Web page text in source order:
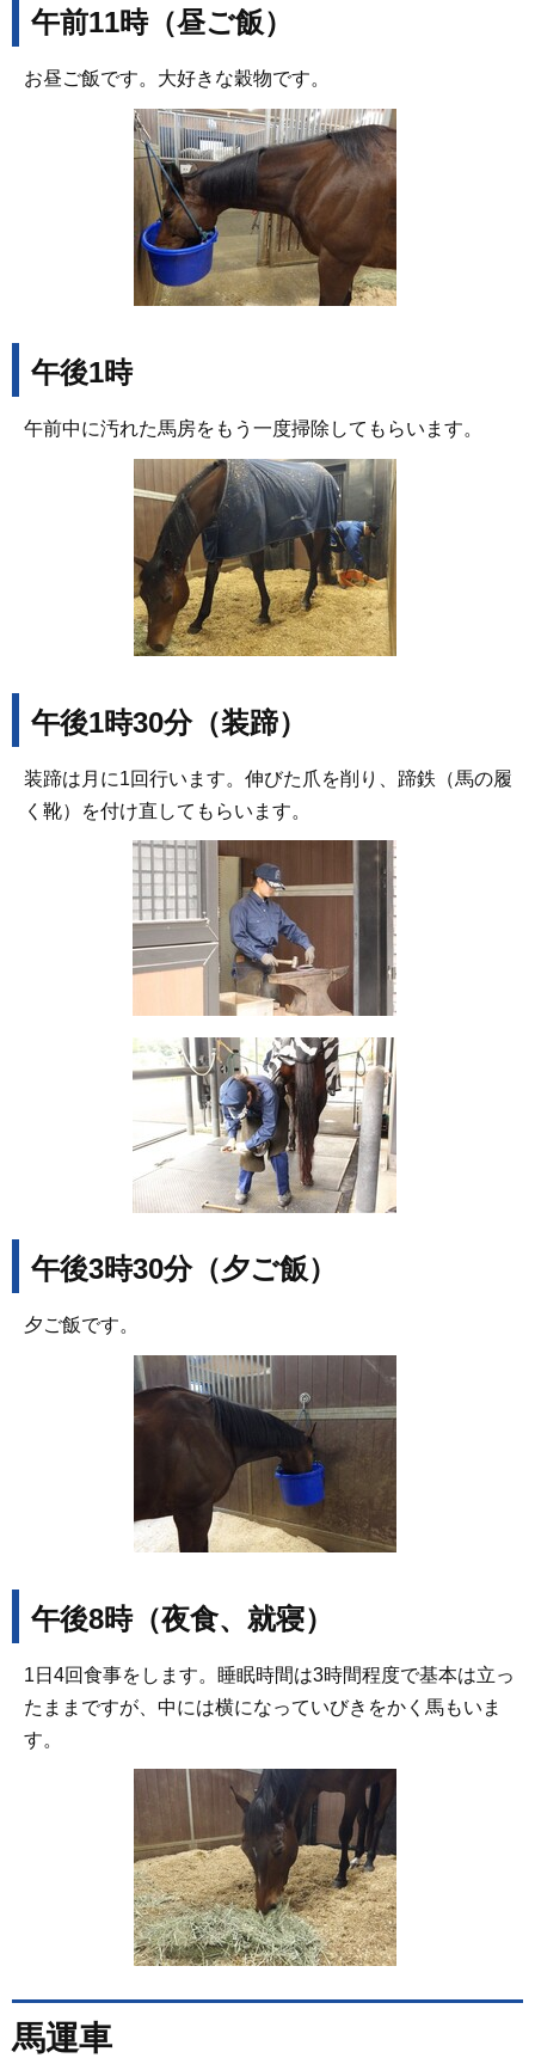
午前11時（昼ご飯）
お昼ご飯です。大好きな穀物です。
午後1時
午前中に汚れた馬房をもう一度掃除してもらいます。
午後1時30分（装蹄）
装蹄は月に1回行います。伸びた爪を削り、蹄鉄（馬の履
く靴）を付け直してもらいます。
午後3時30分（夕ご飯）
夕ご飯です。
午後8時（夜食、就寝）
1日4回食事をします。睡眠時間は3時間程度で基本は立っ
たままですが、中には横になっていびきをかく馬もいま
す。
馬運車